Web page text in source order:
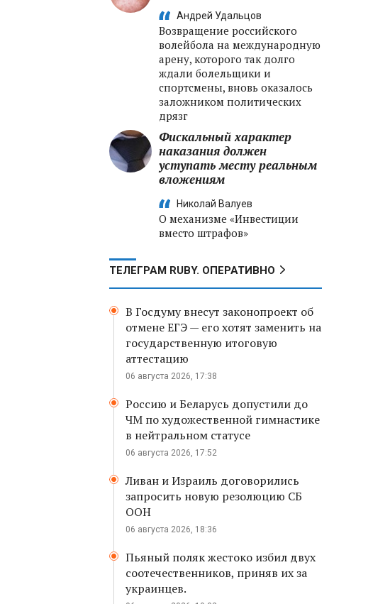
Андрей Удальцов
Возвращение российского
волейбола на международную
арену, которого так долго
ждали болельщики и
спортсмены, вновь оказалось
заложником политических
дрязг
Фискальный характер
наказания должен
уступать месту реальным
вложениям
Николай Валуев
О механизме «Инвестиции
вместо штрафов»
ТЕЛЕГРАМ RUBY. ОПЕРАТИВНО
В Госдуму внесут законопроект об
отмене ЕГЭ — его хотят заменить на
государственную итоговую
аттестацию
06 августа 2026, 17:38
Россию и Беларусь допустили до
ЧМ по художественной гимнастике
в нейтральном статусе
06 августа 2026, 17:52
Ливан и Израиль договорились
запросить новую резолюцию СБ
ООН
06 августа 2026, 18:36
Пьяный поляк жестоко избил двух
соотечественников, приняв их за
украинцев.